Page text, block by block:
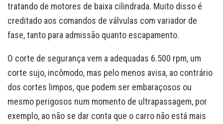
tratando de motores de baixa cilindrada. Muito disso é
creditado aos comandos de válvulas com variador de
fase, tanto para admissão quanto escapamento.
O corte de segurança vem a adequadas 6.500 rpm, um
corte sujo, incômodo, mas pelo menos avisa, ao contrário
dos cortes limpos, que podem ser embaraçosos ou
mesmo perigosos num momento de ultrapassagem, por
exemplo, ao não se dar conta que o carro não está mais